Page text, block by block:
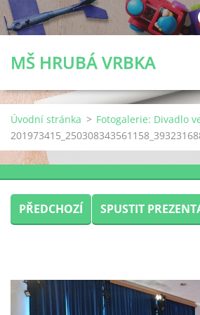
MŠ HRUBÁ VRBKA
Úvodní stránka > Fotogalerie: Divadlo
PŘEDCHOZÍ SPUSTIT